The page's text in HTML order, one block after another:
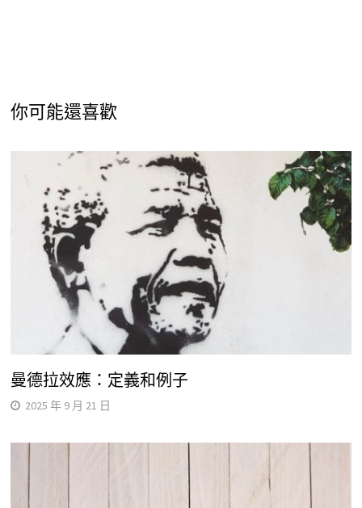
你可能還喜歡
曼德拉效應：定義和例子
2025 年 9 月 21 日